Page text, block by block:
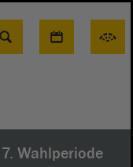
Wahlperiode